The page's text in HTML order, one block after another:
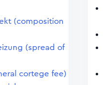
(composition
(spread of
cortege fee)